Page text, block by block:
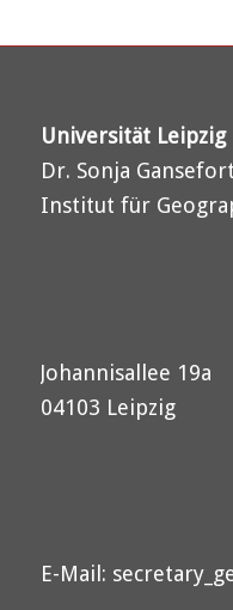
Universität Leipzig
Dr. Sonja
Institut für
Johannisallee 19a
04103 Leipzig
E-Mail: